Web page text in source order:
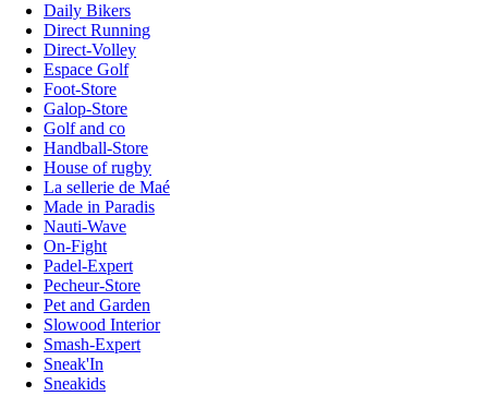
Daily Bikers
Direct Running
Direct-Volley
Espace Golf
Foot-Store
Galop-Store
Golf and co
Handball-Store
House of rugby
La sellerie de Maé
Made in Paradis
Nauti-Wave
On-Fight
Padel-Expert
Pecheur-Store
Pet and Garden
Slowood Interior
Smash-Expert
Sneak'In
Sneakids